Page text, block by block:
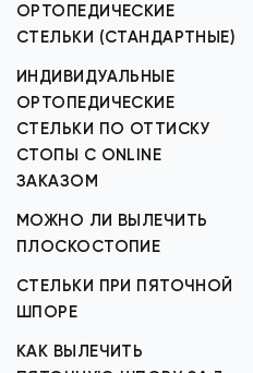
ОРТОПЕДИЧЕСКИЕ
СТЕЛЬКИ (СТАНДАРТНЫЕ)
ИНДИВИДУАЛЬНЫЕ
ОРТОПЕДИЧЕСКИЕ
СТЕЛЬКИ ПО ОТТИСКУ
СТОПЫ С ONLINE
ЗАКАЗОМ
МОЖНО ЛИ ВЫЛЕЧИТЬ
ПЛОСКОСТОПИЕ
СТЕЛЬКИ ПРИ ПЯТОЧНОЙ
ШПОРЕ
КАК ВЫЛЕЧИТЬ